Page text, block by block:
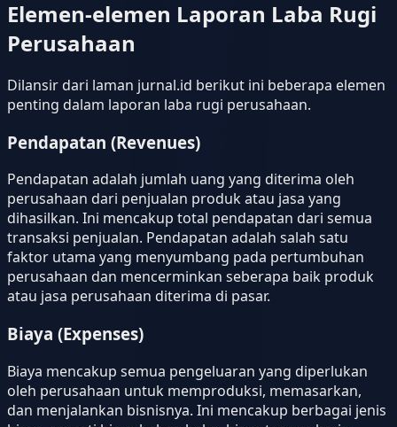
Elemen-elemen Laporan Laba Rugi
Perusahaan
Dilansir dari laman jurnal.id berikut ini beberapa elemen
penting dalam laporan laba rugi perusahaan.
Pendapatan (Revenues)
Pendapatan adalah jumlah uang yang diterima oleh
perusahaan dari penjualan produk atau jasa yang
dihasilkan. Ini mencakup total pendapatan dari semua
transaksi penjualan. Pendapatan adalah salah satu
faktor utama yang menyumbang pada pertumbuhan
perusahaan dan mencerminkan seberapa baik produk
atau jasa perusahaan diterima di pasar.
Biaya (Expenses)
Biaya mencakup semua pengeluaran yang diperlukan
oleh perusahaan untuk memproduksi, memasarkan,
dan menjalankan bisnisnya. Ini mencakup berbagai jenis